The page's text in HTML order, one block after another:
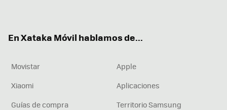
En Xataka Móvil hablamos de...
Movistar
Apple
Xiaomi
Aplicaciones
Guías de compra
Territorio Samsung